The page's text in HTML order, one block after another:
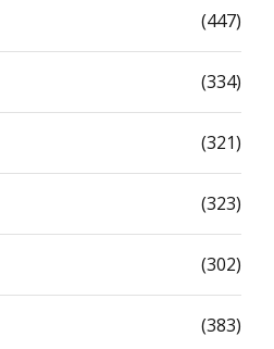
(447)
(334)
(321)
(323)
(302)
(383)